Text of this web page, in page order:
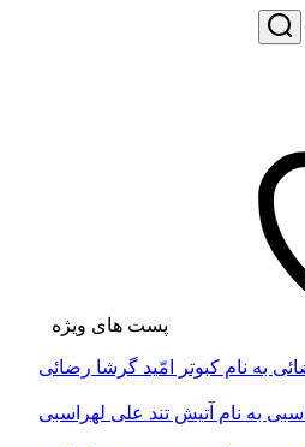
پست های ویژه
گرشا رضائی
علی لهراسبی